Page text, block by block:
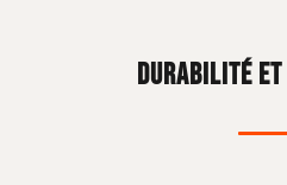
DURABILITÉ